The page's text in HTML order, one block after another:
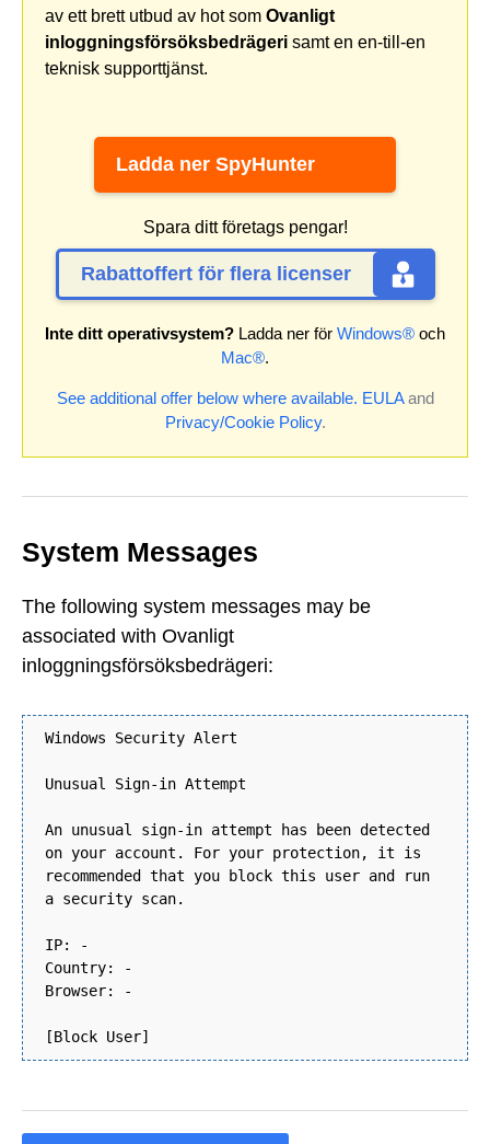
av ett brett utbud av hot som Ovanligt
inloggningsförsöksbedrägeri samt en en-till-en
teknisk supporttjänst.
Ladda ner SpyHunter
Spara ditt företags pengar!
Rabattoffert för flera licenser
Inte ditt operativsystem? Ladda ner för Windows® och
Mac®.
See additional offer below where available. EULAand
Privacy/Cookie Policy.
System Messages
The following system messages may be
associated with Ovanligt
inloggningsförsöksbedrägeri:
Windows Security Alert
Unusual Sign-in Attempt
An unusual sign-in attempt has been detected
on your account. For your protection, it is
recommended that you block this user and run
a security scan.
IP: -
Country: -
Browser: -
[Block User]